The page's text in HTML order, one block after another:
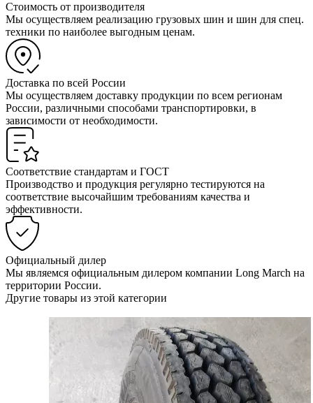
Стоимость от производителя
Мы осуществляем реализацию грузовых шин и шин для спец.
техники по наиболее выгодным ценам.
Доставка по всей России
Мы осуществляем доставку продукции по всем регионам
России, различными способами транспортировки, в
зависимости от необходимости.
Соответствие стандартам и ГОСТ
Производство и продукция регулярно тестируются на
соответствие высочайшим требованиям качества и
эффективности.
Официальный дилер
Мы являемся официальным дилером компании Long March на
территории России.
Другие товары из этой категории